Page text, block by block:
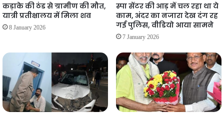
कड़ाके की ठंड से ग्रामीण की मौत,
यात्री प्रतीक्षालय में मिला शव
8 January 2026
स्पा सेंटर की आड़ में चल रहा था ये
काम, अंदर का नजारा देख दंग रह
गई पुलिस, वीडियो आया सामने
7 January 2026